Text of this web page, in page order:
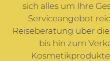
sich alles um Ihre
Serviceangebot
Reiseberatung über
bis hin zum